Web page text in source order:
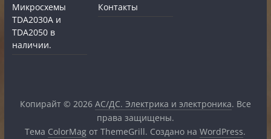
Микросхемы
TDA2030A и
TDA2050 в
наличии.
Контакты
Копирайт © 2026 АС/ДС. Электрика и электроника. Все
права защищены.
Тема ColorMag от ThemeGrill. Создано наWordPress.